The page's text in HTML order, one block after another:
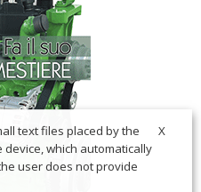
X
text files placed by the
which automatically
user does not provide